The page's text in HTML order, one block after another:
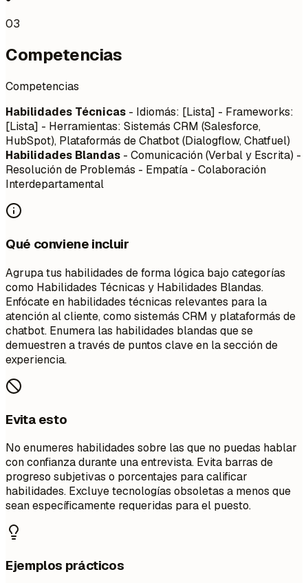
03
Competencias
Competencias
Habilidades Técnicas - Idiomás: [Lista] - Frameworks:
[Lista] - Herramientas: Sistemás CRM (Salesforce,
HubSpot), Plataformás de Chatbot (Dialogflow, Chatfuel)
Habilidades Blandas - Comunicación (Verbal y Escrita) -
Resolución de Problemás - Empatía - Colaboración
Interdepartamental
Qué conviene incluir
Agrupa tus habilidades de forma lógica bajo categorías
como Habilidades Técnicas y Habilidades Blandas.
Enfócate en habilidades técnicas relevantes para la
atención al cliente, como sistemás CRM y plataformás de
chatbot. Enumera las habilidades blandas que se
demuestren a través de puntos clave en la sección de
experiencia.
Evita esto
No enumeres habilidades sobre las que no puedas hablar
con confianza durante una entrevista. Evita barras de
progreso subjetivas o porcentajes para calificar
habilidades. Excluye tecnologías obsoletas a menos que
sean específicamente requeridas para el puesto.
Ejemplos prácticos